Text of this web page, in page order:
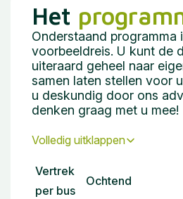
Het
Onderstaand programma
voorbeeldreis. U kunt de
uiteraard geheel naar
samen laten stellen voor
u deskundig door ons
denken graag met u mee!
Volledig uitklappen
Vertrek
per bus
Ochtend